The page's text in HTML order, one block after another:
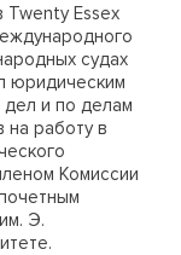
Twenty Essex
судах
юридическим
дел и по делам
на работу в
Комиссии
Э.